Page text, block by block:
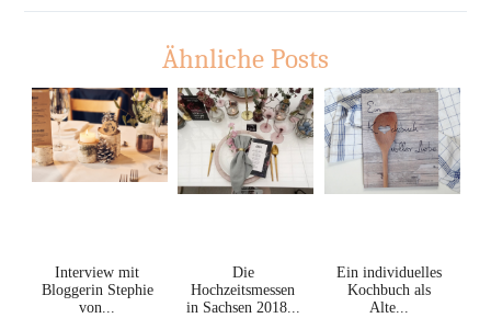
Ähnliche Posts
Interview mit
Bloggerin Stephie
von...
Die
Hochzeitsmessen
in Sachsen 2018...
Ein individuelles
Kochbuch als
Alte...